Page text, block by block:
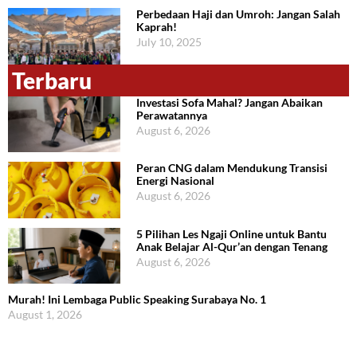
Perbedaan Haji dan Umroh: Jangan Salah
Kaprah!
July 10, 2025
Terbaru
Investasi Sofa Mahal? Jangan Abaikan
Perawatannya
August 6, 2026
Peran CNG dalam Mendukung Transisi
Energi Nasional
August 6, 2026
5 Pilihan Les Ngaji Online untuk Bantu
Anak Belajar Al-Qur’an dengan Tenang
August 6, 2026
Murah! Ini Lembaga Public Speaking Surabaya No. 1
August 1, 2026